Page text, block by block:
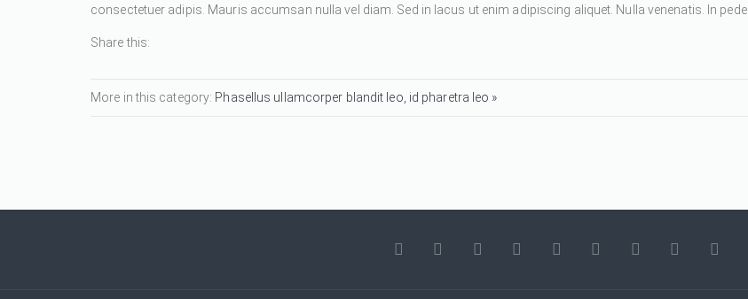
consectetuer adipis. Mauris accumsan nulla vel diam. Sed in lacus ut enim adipiscing aliquet. Nulla venenatis. In pede
Share this:
More in this category: Phasellus ullamcorper blandit leo, id pharetra leo »